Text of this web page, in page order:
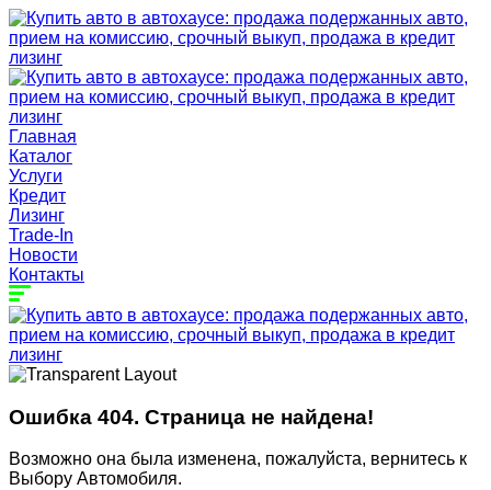
Главная
Каталог
Услуги
Кредит
Лизинг
Trade-In
Новости
Контакты
Ошибка 404. Страница не найдена!
Возможно она была изменена, пожалуйста, вернитесь к
Выбору Автомобиля.